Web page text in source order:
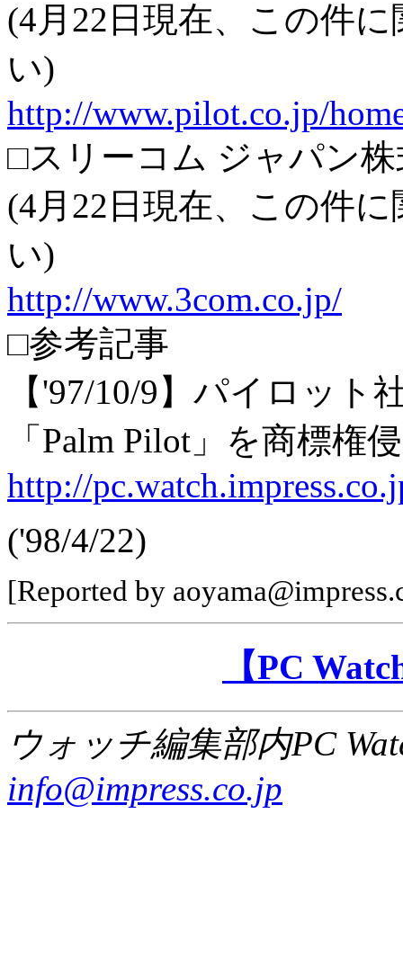
(4月22日現在、この件
い)
http://www.pilot.co.jp/
□スリーコム ジャパン
(4月22日現在、この件
い)
http://www.3com.co.jp/
□参考記事
【'97/10/9】パイロット
「Palm Pilot」を商標権
http://
('98/4/22)
[Reported by
【PC
ウォッチ編集部内PC
info@impress.co.jp